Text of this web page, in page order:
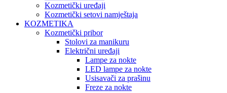
Kozmetički uređaji
Kozmetički setovi namještaja
KOZMETIKA
Kozmetički pribor
Stolovi za manikuru
Električni uređaji
Lampe za nokte
LED lampe za nokte
Usisavači za prašinu
Freze za nokte